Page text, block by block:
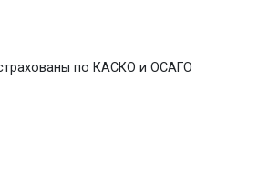
по КАСКО и ОСАГО